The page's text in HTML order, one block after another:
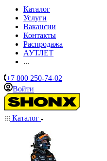
Каталог
Услуги
Вакансии
Контакты
Распродажа
АУТЛЕТ
...
+7 800 250-74-02
Войти
Каталог